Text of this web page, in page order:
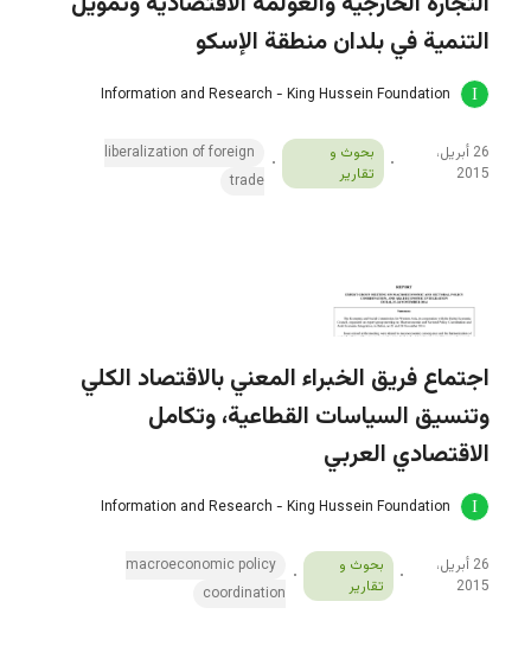
التنمية في بلدان منطقة الإسكو
Information and Research - King Hussein Foundation
26 أبريل،
2015
بحوث و
تقارير
liberalization of foreign
trade
اجتماع فريق الخبراء المعني بالاقتصاد الكلي
وتنسيق السياسات القطاعية، وتكامل
الاقتصادي العربي
Information and Research - King Hussein Foundation
26 أبريل،
2015
بحوث و
تقارير
macroeconomic policy
coordination